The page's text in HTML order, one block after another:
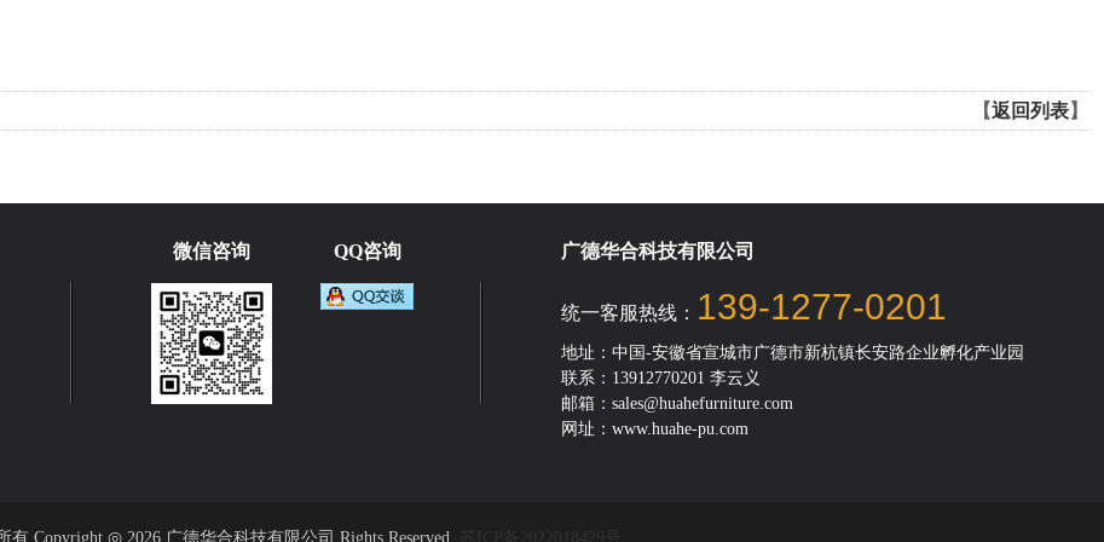
【返回列表】
微信咨询 QQ咨询 广德华合科技有限公司
统一客服热线： 139-1277-0201
地址：中国-安徽省宣城市广德市新杭镇长安路企业孵化产业园
联系：13912770201 李云义
邮箱：sales@huahefurniture.com
网址：www.huahe-pu.com
有 Copyright ◎ 2026 广德华合科技有限公司 Rights Reserved.